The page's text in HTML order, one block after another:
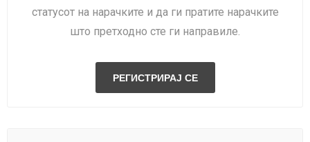
статусот на нарачките и да ги пратите нарачките
што претходно сте ги направиле.